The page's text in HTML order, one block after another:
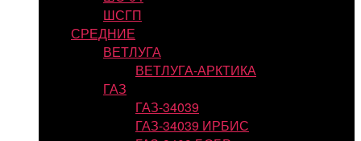
ШСГП
СРЕДНИЕ
ВЕТЛУГА
ВЕТЛУГА-АРКТИКА
ГАЗ
ГАЗ-34039
ГАЗ-34039 ИРБИС